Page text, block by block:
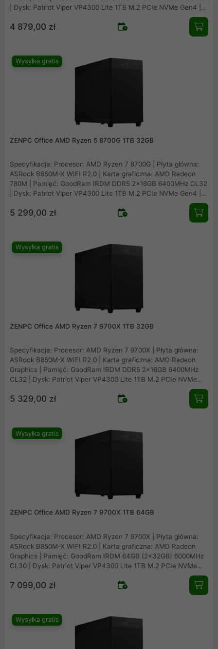
| Dysk: Patriot Viper VP4300 Lite 1TB M.2 PCIe NVMe Gen4 |
Obudowa: Asus Prime AP201 Mesh | Zasilacz: Seasonic B12
BM-550 80Plus Bronze 550W | Chłodzenie procesora: Arctic
Freezer 36 Black | Wentylatory: 1x fabryczny + 2x Fander Roxo
4 879,00 zł
Wysyłka gratis
ZENPC Office AMD Ryzen 5 8700G 1TB 32GB
Specyfikacja: Procesor: AMD Ryzen 7 8700G | Płyta główna:
ASRock B850M-X WIFI R2.0 | Karta graficzna: AMD Radeon
780M | Pamięć: GoodRam IRDM DDR5 2x16GB 6400MHz CL32
| Dysk: Patriot Viper VP4300 Lite 1TB M.2 PCIe NVMe Gen4 |
Obudowa: Asus Prime AP201 Mesh | Zasilacz: Seasonic B12
BM-550 80Plus Bronze 550W | Chłodzenie procesora: Arctic
Freezer 36 Black | Wentylatory: 1x fabryczny + 2x Fander Roxo
5 299,00 zł
Wysyłka gratis
ZENPC Office AMD Ryzen 7 9700X 1TB 32GB
Specyfikacja: Procesor: AMD Ryzen 7 9700X | Płyta główna:
ASRock B850M-X WIFI R2.0 | Karta graficzna: AMD Radeon
Graphics | Pamięć: GoodRam IRDM DDR5 2x16GB 6400MHz
CL32 | Dysk: Patriot Viper VP4300 Lite 1TB M.2 PCIe NVMe
Gen4 | Obudowa: Asus Prime AP201 Mesh | Zasilacz: Seasonic
B12 BM-550 80Plus Bronze 550W | Chłodzenie procesora:
5 329,00 zł
Wysyłka gratis
ZENPC Office AMD Ryzen 7 9700X 1TB 64GB
Specyfikacja: Procesor: AMD Ryzen 7 9700X | Płyta główna:
ASRock B850M-X WIFI R2.0 | Karta graficzna: AMD Radeon
Graphics | Pamięć: GoodRam IRDM 64GB (2x32GB) 6000MHz
CL30 | Dysk: Patriot Viper VP4300 Lite 1TB M.2 PCIe NVMe
Gen4 | Obudowa: Asus Prime AP201 Mesh | Zasilacz: Seasonic
B12 BM-550 80Plus Bronze 550W | Chłodzenie procesora:
7 099,00 zł
Wysyłka gratis